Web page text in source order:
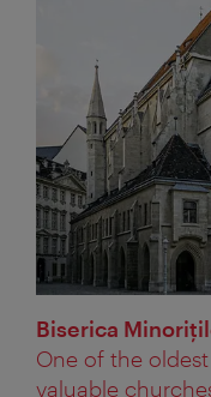
Biserica
One of the
valuable